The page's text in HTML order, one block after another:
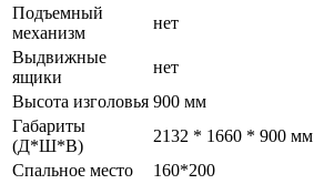
Подъемный
механизм
нет
Выдвижные
ящики
нет
Высота изголовья 900 мм
Габариты
(Д*Ш*В)
2132 * 1660 * 900 мм
Спальное место
160*200